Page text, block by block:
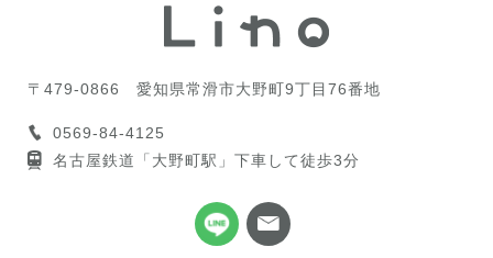
〒479-0866 愛知県常滑市大野町9丁目76番地
0569-84-4125
名古屋鉄道「大野町駅」下車して徒歩3分